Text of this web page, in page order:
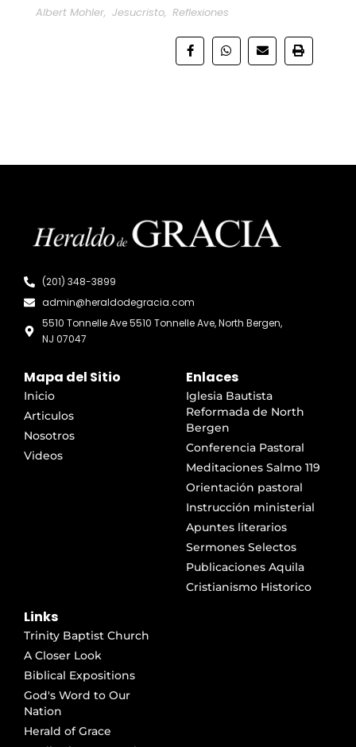
Albert Mohler, Jesucristo, Reflexiones
(201) 348-3899
admin@heraldodegracia.com
5510 Tonnelle Ave 5510 Tonnelle Ave, North Bergen,
NJ 07047
Mapa del Sitio
Inicio
Articulos
Nosotros
Videos
Enlaces
Iglesia Bautista
Reformada de North
Bergen
Conferencia Pastoral
Meditaciones Salmo 119
Orientación pastoral
Instrucción ministerial
Apuntes literarios
Sermones Selectos
Publicaciones Aquila
Cristianismo Historico
Links
Trinity Baptist Church
A Closer Look
Biblical Expositions
God's Word to Our
Nation
Herald of Grace